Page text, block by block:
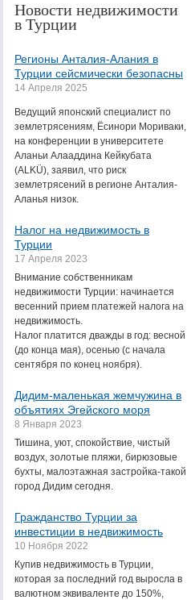
Новости недвижимости
в Турции
Регионы Анталия-Алания в
Турции сейсмически безопасны
14 Апреля 2025
Ведущий японский специалист по
землетрясениям, Ёсинори Мориваки,
на конференции в университете
Аланьи Алааддина Кейкубата
(ALKÜ), заявил, что риск
землетрясений в регионе Анталия-
Аланья низок.
Налог на недвижимость в
Турции
17 Апреля 2023
Внимание собственникам
недвижимости Турции: начинается
весенний прием платежей налога на
недвижимость.
Налог платится дважды в год: весной
(до конца мая), осенью (с начала
сентября по конец ноября).
Дидим-маленькая жемчужина в
объятиях Эгейского моря
8 Января 2023
Тишина, уют, спокойствие, чистый
воздух, золотые пляжи, бирюзовые
бухты, малоэтажная застройка-такой
город Дидим сегодня.
Гражданство Турции за
инвестиции в недвижимость
10 Ноября 2022
Купив недвижимость в Турции,
которая за последний год выросла в
валютном эквиваленте до 150%,